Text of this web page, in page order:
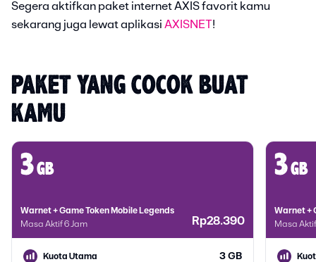
Segera aktifkan paket internet AXIS favorit kamu
sekarang juga lewat aplikasi AXISNET!
PAKET YANG COCOK BUAT
KAMU
3gb
Warnet + Game Token Mobile Legends
Masa Aktif 6 Jam
Rp28.390
Kuota Utama 3 GB
3gb
Warnet +
Masa